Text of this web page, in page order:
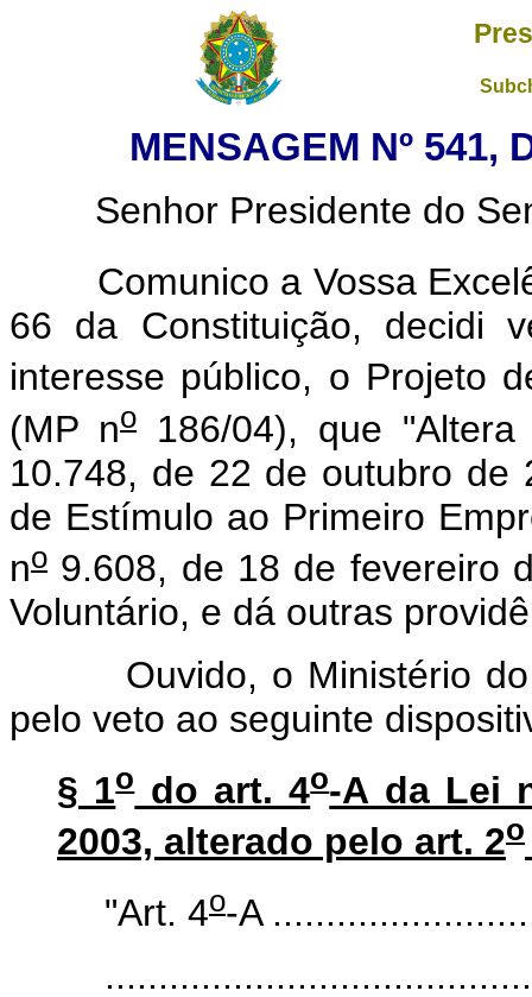
MENSAGEM Nº 541,
Senhor Presidente do
Comunico a Vossa
66 da Constituição, decidi
interesse público, o Projeto
(MP no186/04), que "Altera
10.748, de 22 de outubro de
de Estímulo ao Primeiro
no 9.608, de 18 de fevereiro
Voluntário, e dá outras
Ouvido, o Ministério do
pelo veto ao seguinte
§ 1odo art. 4o-A da Lei
2003, alterado pelo art. 2o
"Art. 4o-A